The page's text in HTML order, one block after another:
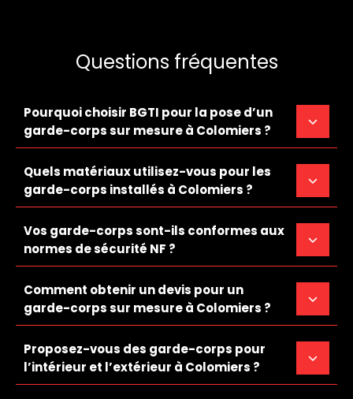
Questions fréquentes
Pourquoi choisir BGTI pour la pose d’un
garde-corps sur mesure à Colomiers ?
Quels matériaux utilisez-vous pour les
garde-corps installés à Colomiers ?
Vos garde-corps sont-ils conformes aux
normes de sécurité NF ?
Comment obtenir un devis pour un
garde-corps sur mesure à Colomiers ?
Proposez-vous des garde-corps pour
l’intérieur et l’extérieur à Colomiers ?